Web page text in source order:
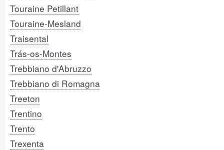
Touraine Petillant
Touraine-Mesland
Traisental
Trás-os-Montes
Trebbiano d'Abruzzo
Trebbiano di Romagna
Treeton
Trentino
Trento
Trexenta